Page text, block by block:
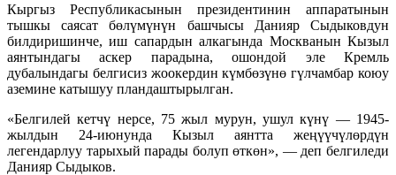
Кыргыз Республикасынын президентинин аппаратынын
тышкы саясат бөлүмүнүн башчысы Данияр Сыдыковдун
билдиришинче, иш сапардын алкагында Москванын Кызыл
аянтындагы аскер парадына, ошондой эле Кремль
дубалындагы белгисиз жоокердин күмбөзүнө гүлчамбар коюу
аземине катышуу пландаштырылган.
«Белгилей кетчү нерсе, 75 жыл мурун, ушул күнү — 1945-
жылдын 24-июнунда Кызыл аянтта жеңүүчүлөрдүн
легендарлуу тарыхый парады болуп өткөн», — деп белгиледи
Данияр Сыдыков.